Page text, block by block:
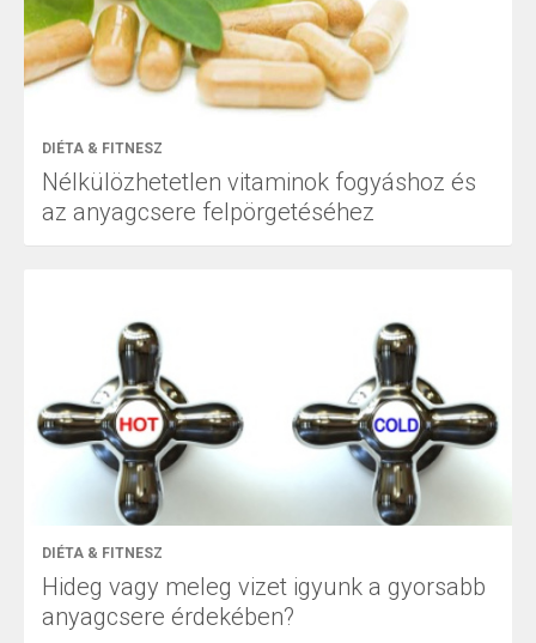
DIÉTA & FITNESZ
Nélkülözhetetlen vitaminok fogyáshoz és
az anyagcsere felpörgetéséhez
DIÉTA & FITNESZ
Hideg vagy meleg vizet igyunk a gyorsabb
anyagcsere érdekében?